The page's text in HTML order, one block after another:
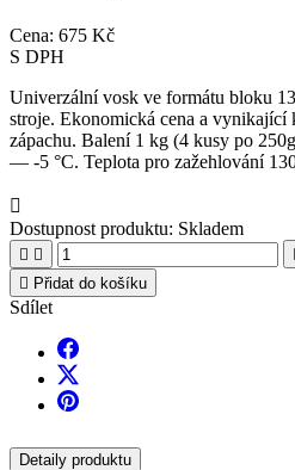
Cena: 675 Kč
S DPH
Univerzální vosk ve formátu bloku
stroje. Ekonomická cena a vynikající
zápachu. Balení 1 kg (4 kusy po
— -5 °C. Teplota pro zažehlování

Dostupnost produktu: Skladem
 
 Přidat do košíku
Sdílet
Detaily produktu